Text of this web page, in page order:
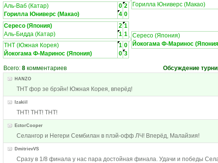
Аль-Ваб (Катар)
0 2
Горилла Юниверс (Макао)
4 0
Горилла Юниверс (Макао)
Сересо (Япония) 2 1
Аль-Бидда (Катар)
1 1
ТНТ (Южная Корея)
1 0
Йокогама Ф-Маринос (Япония)
0 3
Сересо (Япония)
Йокогама Ф-Маринос
Всего: 8 комментариев Обсуждение
HANZO
ТНТ фор зе брэйн! Южная Корея, вперёд!
Izakiil
ТНТ! ТНТ! ТНТ!
EctorCooper
Селангор и Негери Сембилан в плэй-офф ЛЧ! Вперёд, Малайзия!
DmitrievVS
Сразу в 1/8 финала у нас пара достойная финала. Удачи и победы